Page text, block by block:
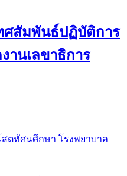
ศสัมพันธ์ปฏิบัติการ
านเลขาธิการ